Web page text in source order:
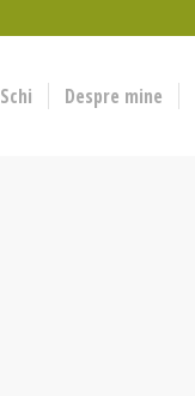
Schi Despre mine